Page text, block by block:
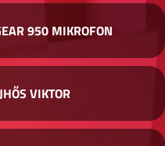
950 MIKROFON
VIKTOR